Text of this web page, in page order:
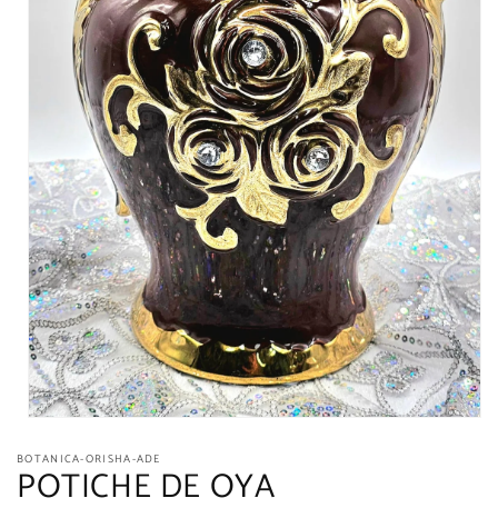
1
in
modal
BOTANICA-ORISHA-ADE
POTICHE DE OYA